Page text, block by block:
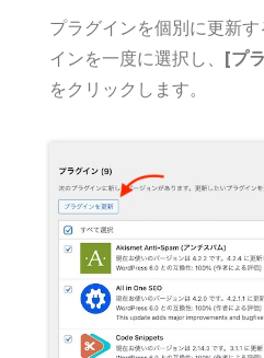
プラグインを個別に更新
インを一度に選択し、 [プ
をクリックします。